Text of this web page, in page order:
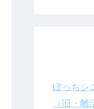
ぼっちシ
（旧・